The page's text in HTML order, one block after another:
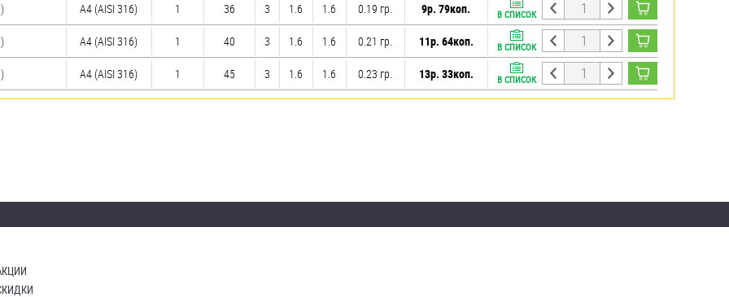
A4 (AISI 316) 1 36 3 1.6 1.6 0.19 гр. 9р. 79коп. В СПИСОК
A4 (AISI 316) 1 40 3 1.6 1.6 0.21 гр. 11р. 64коп. В СПИСОК
A4 (AISI 316) 1 45 3 1.6 1.6 0.23 гр. 13р. 33коп. В СПИСОК